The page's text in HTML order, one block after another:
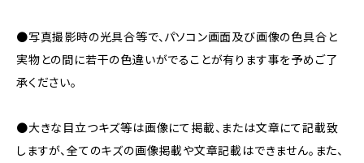
●写真撮影時の光具合等で、パソコン画面及び画像の色具合と
実物との間に若干の色違いがでることが有ります事を予めご了
承ください。
●大きな目立つキズ等は画像にて掲載、または文章にて記載致
しますが、全てのキズの画像掲載や文章記載はできません。また、